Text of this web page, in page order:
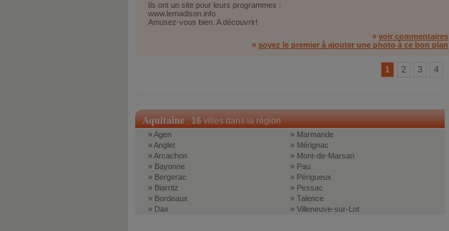
Ils ont un site pour leurs programmes :
www.lemadison.info
Amusez-vous bien. A découvrir!
» voir commentaires
» soyez le premier à ajouter une photo à ce bon plan
4
3
2
1
Aquitaine:16villes dans la région
» Agen
» Anglet
» Arcachon
» Bayonne
» Bergerac
» Biarritz
» Bordeaux
» Dax
» Marmande
» Mérignac
» Mont-de-Marsan
» Pau
» Périgueux
» Pessac
» Talence
» Villeneuve-sur-Lot